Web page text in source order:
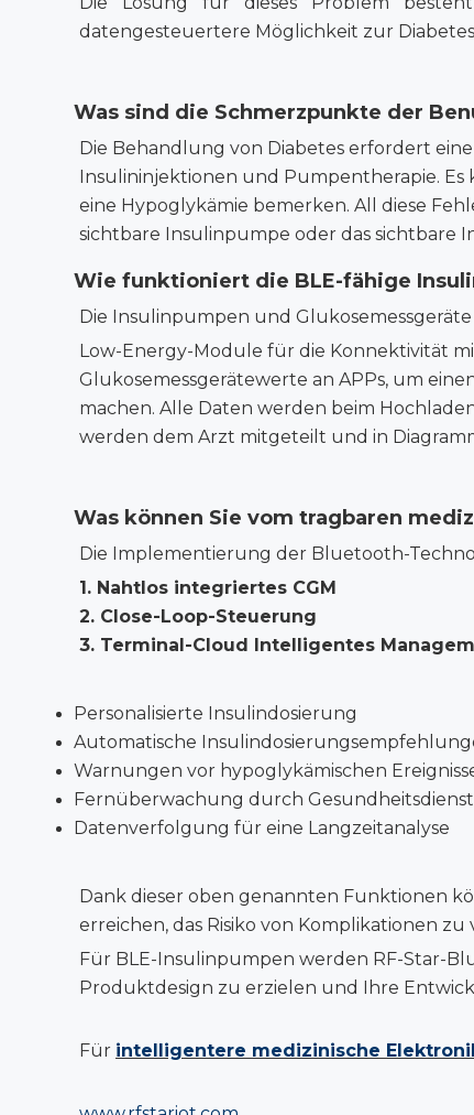
datengesteuertere Möglichkeit zur
Was sind die Schmerzpunkte der
Die Behandlung von Diabetes erfordert
Insulininjektionen und Pumpentherapie. Es
eine Hypoglykämie bemerken. All diese
sichtbare Insulinpumpe oder das sichtbare
Wie funktioniert die BLE-fähige
Die Insulinpumpen und
Low-Energy-Module für die Konnektivität
Glukosemessgerätewerte an APPs, um
machen. Alle Daten werden beim
werden dem Arzt mitgeteilt und in
Was können Sie vom tragbaren
Die Implementierung der Bluetooth-
1. Nahtlos integriertes CGM
2. Close-Loop-Steuerung
3. Terminal-Cloud Intelligentes
Personalisierte Insulindosierung
Automatische
Warnungen vor hypoglykämischen
Fernüberwachung durch
Datenverfolgung für eine Langzeitanalyse
Dank dieser oben genannten Funktionen
erreichen, das Risiko von Komplikationen
Für BLE-Insulinpumpen werden RF-Star-
Produktdesign zu erzielen und Ihre
Für intelligentere medizinische